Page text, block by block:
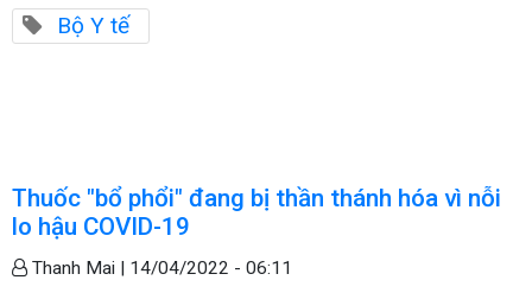
Bộ Y tế
Thuốc "bổ phổi" đang bị thần thánh hóa vì nỗi
lo hậu COVID-19
Thanh Mai | 14/04/2022 - 06:11